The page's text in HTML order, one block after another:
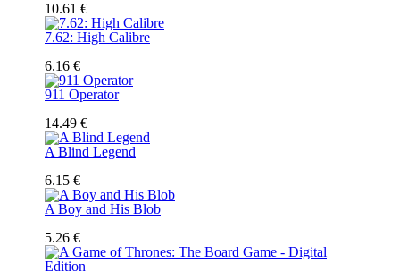
10.61 €
7.62: High Calibre
6.16 €
911 Operator
14.49 €
A Blind Legend
6.15 €
A Boy and His Blob
5.26 €